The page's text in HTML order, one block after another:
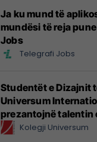
Ja ku mund të
mundësi të reja
Jobs
Telegrafi Jobs
Studentët e Dizajnit
Universum
prezantojnë talentin
Prishtina Fashion
Kolegji Universum